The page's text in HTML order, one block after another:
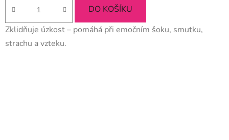
5,0
z
5
DO KOŠÍKU
Zklidňuje úzkost – pomáhá při emočním šoku, smutku,
strachu a vzteku.